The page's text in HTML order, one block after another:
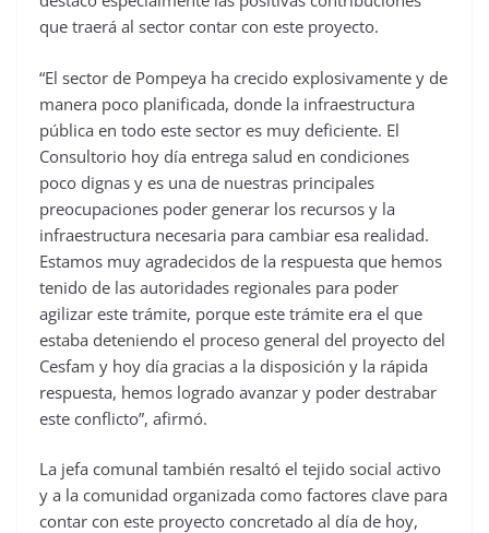
que traerá al sector contar con este proyecto.
“El sector de Pompeya ha crecido explosivamente y de
manera poco planificada, donde la infraestructura
pública en todo este sector es muy deficiente. El
Consultorio hoy día entrega salud en condiciones
poco dignas y es una de nuestras principales
preocupaciones poder generar los recursos y la
infraestructura necesaria para cambiar esa realidad.
Estamos muy agradecidos de la respuesta que hemos
tenido de las autoridades regionales para poder
agilizar este trámite, porque este trámite era el que
estaba deteniendo el proceso general del proyecto del
Cesfam y hoy día gracias a la disposición y la rápida
respuesta, hemos logrado avanzar y poder destrabar
este conflicto”, afirmó.
La jefa comunal también resaltó el tejido social activo
y a la comunidad organizada como factores clave para
contar con este proyecto concretado al día de hoy,